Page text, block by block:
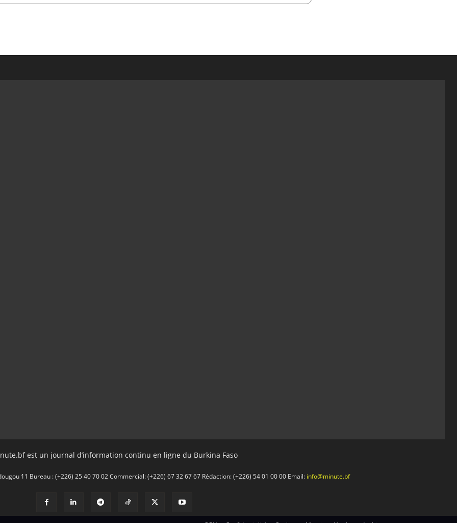
est un journal d’information continu en ligne du Burkina Faso
11 Bureau : (+226) 25 40 70 02 Commercial: (+226) 67 32 67 67 Rédaction: (+226) 54 01 00 00 Email: info@minute.bf